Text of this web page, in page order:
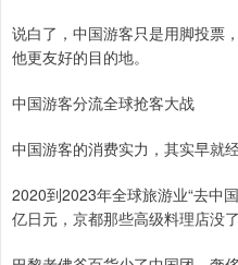
说白了，中国游客只是用脚投票
他更友好的目的地。
中国游客分流全球抢客大战
中国游客的消费实力，其实早就
2020到2023年全球旅游业“去中
亿日元，京都那些高级料理店没